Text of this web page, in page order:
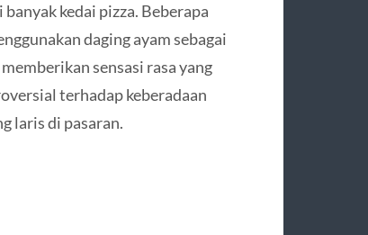
kedai pizza. Beberapa
daging ayam sebagai
sensasi rasa yang
terhadap keberadaan
laris di pasaran.